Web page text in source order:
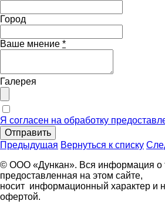
Город
Ваше мнение *
Галерея
Я согласен на обработку
Отправить
Предыдущая Вернуться к списку
© ООО «Дункан». Вся информация о
предоставленная на этом сайте,
носит информационный характер и
офертой.